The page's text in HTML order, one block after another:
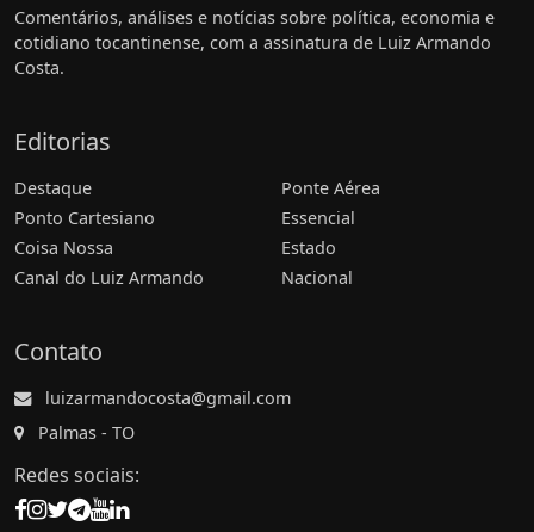
Comentários, análises e notícias sobre política, economia e
cotidiano tocantinense, com a assinatura de Luiz Armando
Costa.
Editorias
Destaque
Ponto Cartesiano
Coisa Nossa
Canal do Luiz Armando
Ponte Aérea
Essencial
Estado
Nacional
Contato
luizarmandocosta@gmail.com
Palmas - TO
Redes sociais: